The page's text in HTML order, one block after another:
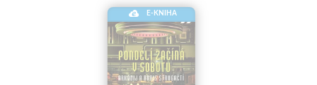
E-KNIHA